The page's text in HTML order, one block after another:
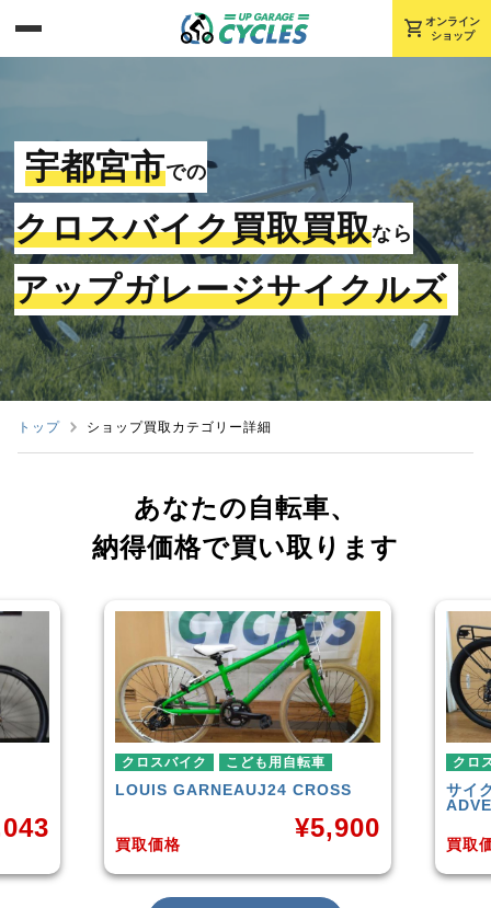
shopping_cart オンライン
ショップ
宇都宮市での
クロスバイク買取買取なら
アップガレージサイクルズ
トップ ショップ買取カテゴリー詳細
あなたの自転車、
納得価格で買い取ります
クロスバイク
サイクルベースあさひLOG
買取価格 16,500
クロ
買取